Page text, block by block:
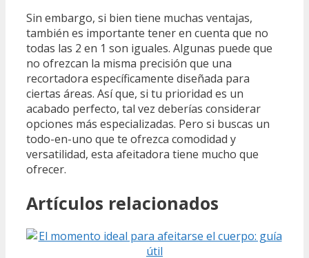
Sin embargo, si bien tiene muchas ventajas,
también es importante tener en cuenta que no
todas las 2 en 1 son iguales. Algunas puede que
no ofrezcan la misma precisión que una
recortadora específicamente diseñada para
ciertas áreas. Así que, si tu prioridad es un
acabado perfecto, tal vez deberías considerar
opciones más especializadas. Pero si buscas un
todo-en-uno que te ofrezca comodidad y
versatilidad, esta afeitadora tiene mucho que
ofrecer.
Artículos relacionados